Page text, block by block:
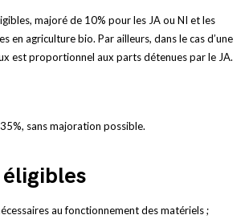
majoré de 10% pour les JA ou NI et les
en agriculture bio. Par ailleurs, dans le cas d’une
est proportionnel aux parts détenues par le JA.
sans majoration possible.
éligibles
au fonctionnement des matériels ;